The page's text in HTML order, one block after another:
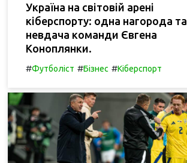
Україна на світовій арені
кіберспорту: одна нагорода та
невдача команди Євгена
Коноплянки.
#Футболіст #Бізнес #Кіберспорт